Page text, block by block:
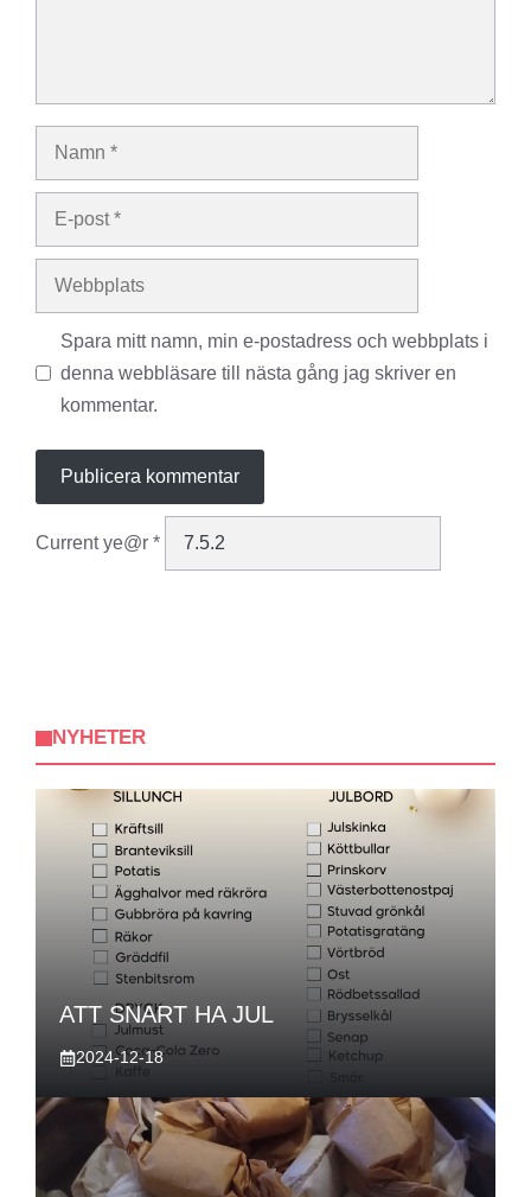
Namn
Webbplats
Spara mitt namn, min e-postadress och webbplats i
denna webbläsare till nästa gång jag skriver en
kommentar.
Current ye@r *
NYHETER
ATT SNART HA JUL
2024-12-18